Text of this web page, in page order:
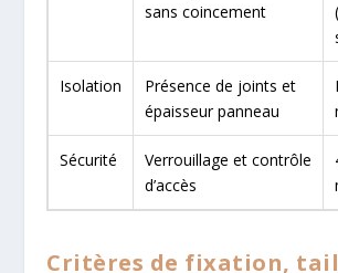
sans coincement
Isolation
Présence de joints et
épaisseur panneau
Sécurité
Verrouillage et contrôle
d’accès
Critères de fixation,